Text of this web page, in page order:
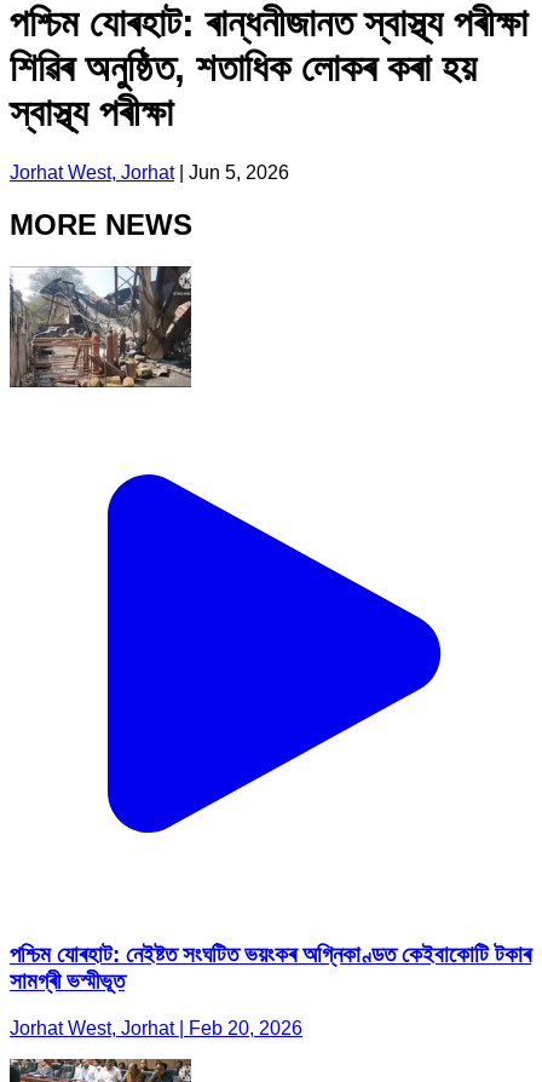
পশ্চিম যোৰহাট: ৰান্ধনীজানত স্বাস্থ্য পৰীক্ষা
শিৱিৰ অনুষ্ঠিত, শতাধিক লোকৰ কৰা হয়
স্বাস্থ্য পৰীক্ষা
Jorhat West, Jorhat| Jun 5, 2026
MORE NEWS
পশ্চিম যোৰহাট: নেইষ্টত সংঘটিত ভয়ংকৰ অগ্নিকাণ্ডত কেইবাকোটি টকাৰ
সামগ্ৰী ভস্মীভূত
Jorhat West, Jorhat | Feb 20, 2026